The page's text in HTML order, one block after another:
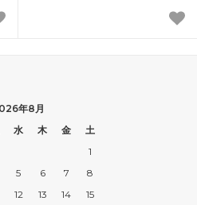
年8月
水 木 金
土
1
5 6 7
8
12 13 14
15